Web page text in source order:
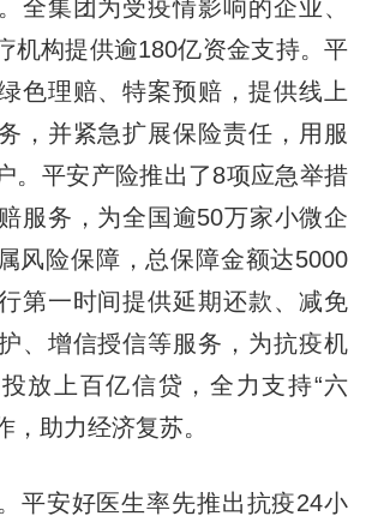
集团为受疫情影响的企业、
机构提供逾180亿资金支持。平
色理赔、特案预赔，提供线上
，并紧急扩展保险责任，用服
。平安产险推出了8项应急举措
服务，为全国逾50万家小微企
风险保障，总保障金额达5000
第一时间提供延期还款、减免
、增信授信等服务，为抗疫机
放上百亿信贷，全力支持“六
，助力经济复苏。
安好医生率先推出抗疫24小